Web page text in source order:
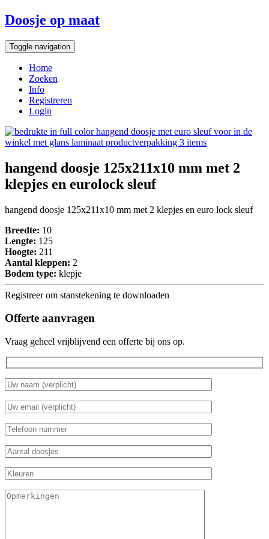
Doosje op maat
Toggle navigation
Home
Zoeken
Info
Registreren
Login
hangend doosje 125x211x10 mm met 2
klepjes en eurolock sleuf
hangend doosje 125x211x10 mm met 2 klepjes en euro lock sleuf
Breedte: 10
Lengte: 125
Hoogte: 211
Aantal kleppen: 2
Bodem type: klepje
Registreer om stanstekening te downloaden
Offerte aanvragen
Vraag geheel vrijblijvend een offerte bij ons op.